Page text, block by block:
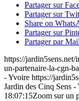
Partager sur
Partager sur
Share on
Partager sur
Partager par
https://
un-partenaire-la-cgn-
- Yvoire https://
Jardin des Cinq Sens -
18:07:15Zoom sur un